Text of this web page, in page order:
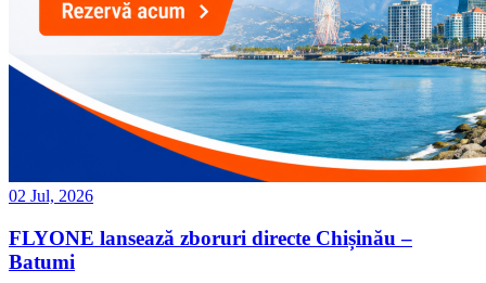
02 Jul, 2026
FLYONE lansează zboruri directe Chișinău –
Batumi